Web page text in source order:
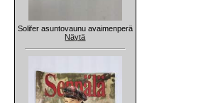
Solifer asuntovaunu avaimenperä
Näytä